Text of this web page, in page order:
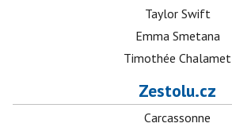
Taylor Swift
Emma Smetana
Timothée Chalamet
Zestolu.cz
Carcassonne